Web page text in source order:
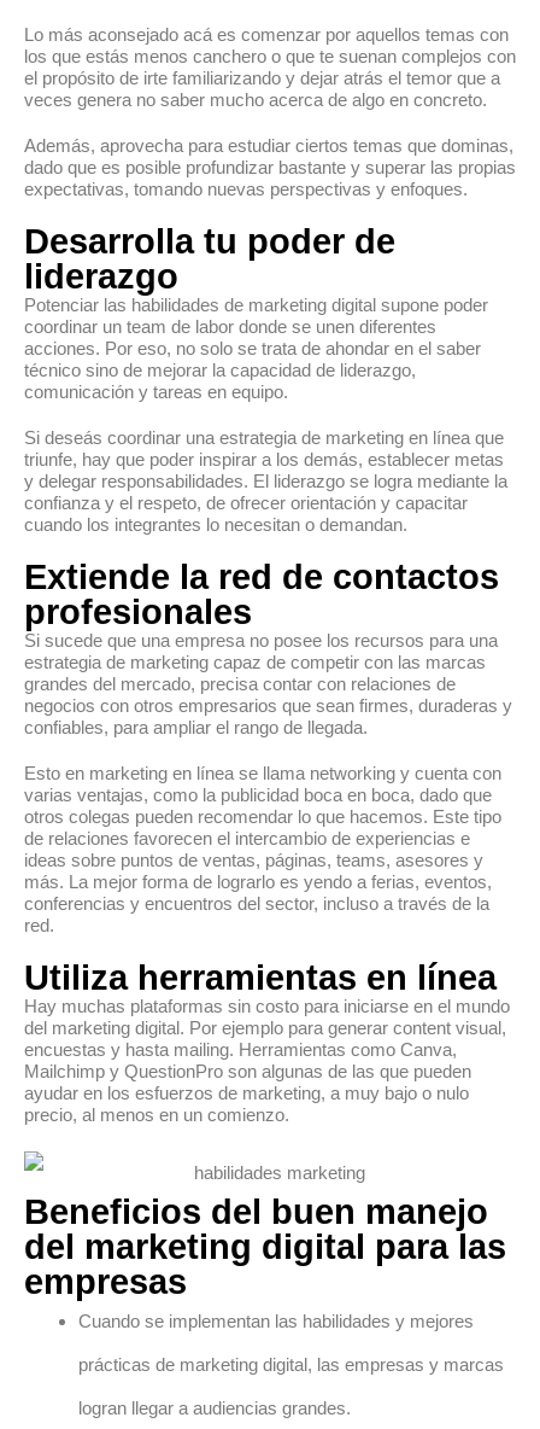
Lo más aconsejado acá es comenzar por aquellos temas con
los que estás menos canchero o que te suenan complejos con
el propósito de irte familiarizando y dejar atrás el temor que a
veces genera no saber mucho acerca de algo en concreto.
Además, aprovecha para estudiar ciertos temas que dominas,
dado que es posible profundizar bastante y superar las propias
expectativas, tomando nuevas perspectivas y enfoques.
Desarrolla tu poder de
liderazgo
Potenciar las habilidades de marketing digital supone poder
coordinar un team de labor donde se unen diferentes
acciones. Por eso, no solo se trata de ahondar en el saber
técnico sino de mejorar la capacidad de liderazgo,
comunicación y tareas en equipo.
Si deseás coordinar una estrategia de marketing en línea que
triunfe, hay que poder inspirar a los demás, establecer metas
y delegar responsabilidades. El liderazgo se logra mediante la
confianza y el respeto, de ofrecer orientación y capacitar
cuando los integrantes lo necesitan o demandan.
Extiende la red de contactos
profesionales
Si sucede que una empresa no posee los recursos para una
estrategia de marketing capaz de competir con las marcas
grandes del mercado, precisa contar con relaciones de
negocios con otros empresarios que sean firmes, duraderas y
confiables, para ampliar el rango de llegada.
Esto en marketing en línea se llama networking y cuenta con
varias ventajas, como la publicidad boca en boca, dado que
otros colegas pueden recomendar lo que hacemos. Este tipo
de relaciones favorecen el intercambio de experiencias e
ideas sobre puntos de ventas, páginas, teams, asesores y
más. La mejor forma de lograrlo es yendo a ferias, eventos,
conferencias y encuentros del sector, incluso a través de la
red.
Utiliza herramientas en línea
Hay muchas plataformas sin costo para iniciarse en el mundo
del marketing digital. Por ejemplo para generar content visual,
encuestas y hasta mailing. Herramientas como Canva,
Mailchimp y QuestionPro son algunas de las que pueden
ayudar en los esfuerzos de marketing, a muy bajo o nulo
precio, al menos en un comienzo.
Beneficios del buen manejo
del marketing digital para las
empresas
Cuando se implementan las habilidades y mejores
prácticas de marketing digital, las empresas y marcas
logran llegar a audiencias grandes.